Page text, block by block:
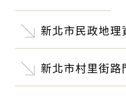
新北市民政地理
新北市村里街路